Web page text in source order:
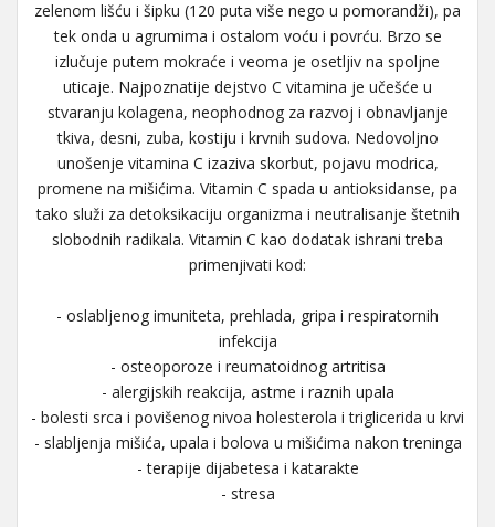
zelenom lišću i šipku (120 puta više nego u pomorandži), pa
tek onda u agrumima i ostalom voću i povrću. Brzo se
izlučuje putem mokraće i veoma je osetljiv na spoljne
uticaje. Najpoznatije dejstvo C vitamina je učešće u
stvaranju kolagena, neophodnog za razvoj i obnavljanje
tkiva, desni, zuba, kostiju i krvnih sudova. Nedovoljno
unošenje vitamina C izaziva skorbut, pojavu modrica,
promene na mišićima. Vitamin C spada u antioksidanse, pa
tako služi za detoksikaciju organizma i neutralisanje štetnih
slobodnih radikala. Vitamin C kao dodatak ishrani treba
primenjivati kod:
- oslabljenog imuniteta, prehlada, gripa i respiratornih
infekcija
- osteoporoze i reumatoidnog artritisa
- alergijskih reakcija, astme i raznih upala
- bolesti srca i povišenog nivoa holesterola i triglicerida u krvi
- slabljenja mišića, upala i bolova u mišićima nakon treninga
- terapije dijabetesa i katarakte
- stresa